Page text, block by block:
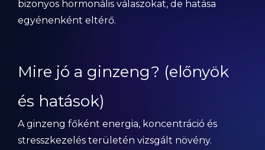
bizonyos hormonális válaszokat, de hatása
egyénenként eltérő.
Mire jó a ginzeng? (előnyök
és hatások)
A ginzeng főként energia, koncentráció és
stresszkezelés területén vizsgált növény.